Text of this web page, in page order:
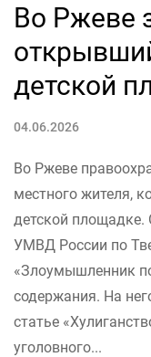
Во Ржеве
детской
04.06.2026
Во Ржеве
местного жителя,
детской площадке.
УМВД России по
«Злоумышленник
содержания. На
статье
уголовного...